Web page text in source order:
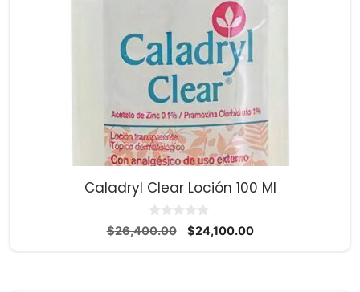
Caladryl Clear Loción 100 Ml
0
d
$26,400.00
El
$24,100.00El